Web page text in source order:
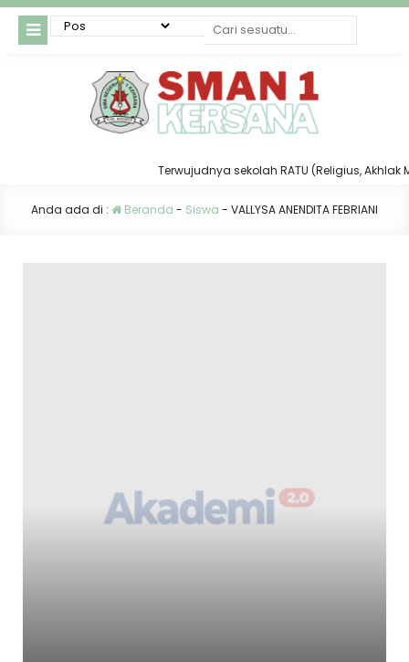
Terwujudnya sekolah RATU (Religius, Akhlak
Anda ada di : Beranda - Siswa - VALLYSA ANENDITA FEBRIANI